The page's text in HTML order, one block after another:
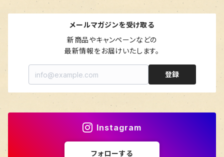
メールマガジンを受け取る
新商品やキャンペーンなどの
最新情報をお届けいたします。
登録
Instagram
フォローする